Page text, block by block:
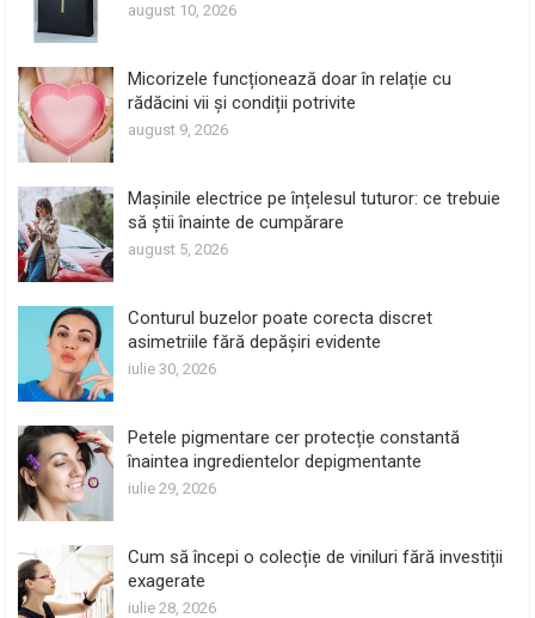
august 10, 2026
Micorizele funcționează doar în relație cu
rădăcini vii și condiții potrivite
august 9, 2026
Mașinile electrice pe înțelesul tuturor: ce trebuie
să știi înainte de cumpărare
august 5, 2026
Conturul buzelor poate corecta discret
asimetriile fără depășiri evidente
iulie 30, 2026
Petele pigmentare cer protecție constantă
înaintea ingredientelor depigmentante
iulie 29, 2026
Cum să începi o colecție de viniluri fără investiții
exagerate
iulie 28, 2026